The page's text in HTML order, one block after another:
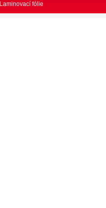
Laminovací fólie